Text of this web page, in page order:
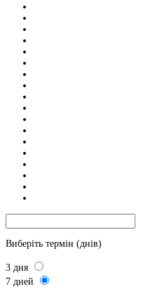
Виберіть термін (днів)
3 дня
7 дней